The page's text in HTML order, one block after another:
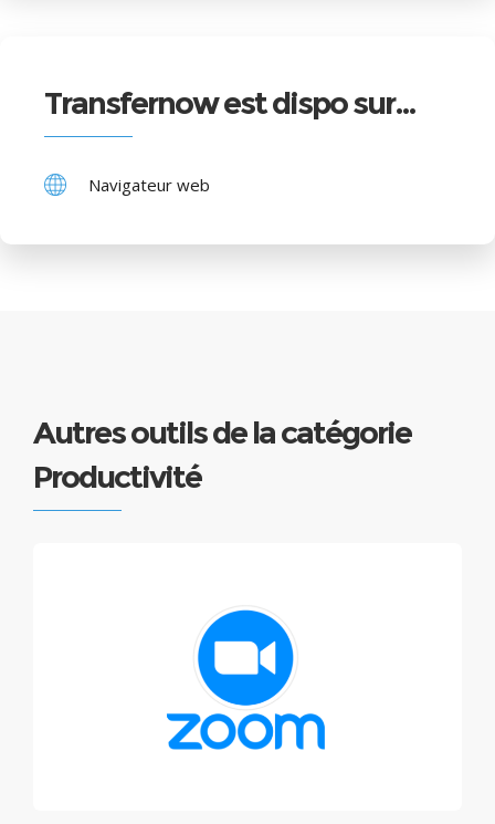
Transfernow est dispo sur…
Navigateur web
Autres outils de la catégorie
Productivité